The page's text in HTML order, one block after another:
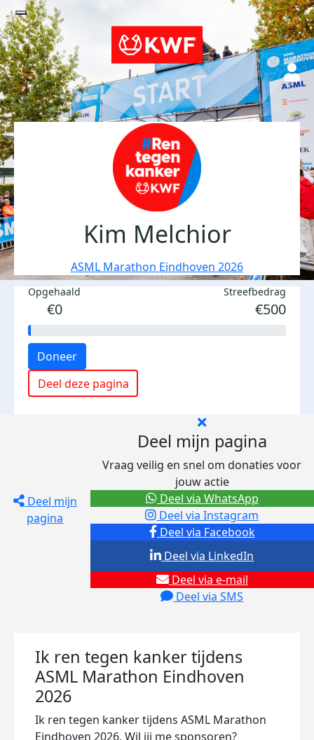
Kim Melchior
ASML Marathon Eindhoven 2026
Opgehaald
€0
Streefbedrag
€500
Doneer
Deel deze pagina
Deel mijn
pagina
Deel mijn pagina
Vraag veilig en snel om donaties voor
jouw actie
Deel via Facebook
Deel via Instagram
Deel via e-mail
Deel via SMS
Deel via LinkedIn
Deel via WhatsApp
Ik ren tegen kanker tijdens
ASML Marathon Eindhoven
2026
Ik ren tegen kanker tijdens ASML Marathon
Eindhoven 2026. Wil jij me sponsoren?